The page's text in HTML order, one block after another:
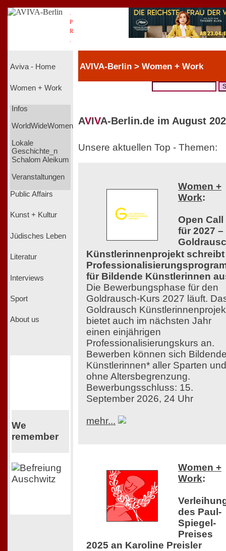
P
R
Aviva - Home
Women + Work
Infos
WorldWideWomen
Lokale
Geschichte_n
Schalom Aleikum
Veranstaltungen
Public Affairs
Kunst + Kultur
Jüdisches Leben
Literatur
Interviews
Sport
About us
We
remember
AVIVA-Berlin > Women + Work
AVIVA-Berlin.de im August
Unsere aktuellen Top - Themen:
Women +
Work:
Open Call
für 2027 –
Künstlerinnenprojekt schreibt
für Bildende Künstlerinnen
Die Bewerbungsphase für den
Goldrausch-Kurs 2027 läuft.
Goldrausch
bietet auch im nächsten Jahr
einen einjährigen
Professionalisierungskurs an.
Bewerben können sich
Künstlerinnen* aller Sparten und
ohne Altersbegrenzung.
Bewerbungsschluss: 15.
September 2026, 24 Uhr
mehr...
Women +
Work:
des Paul-
Spiegel-
Preises
2025 an Karoline Preisler